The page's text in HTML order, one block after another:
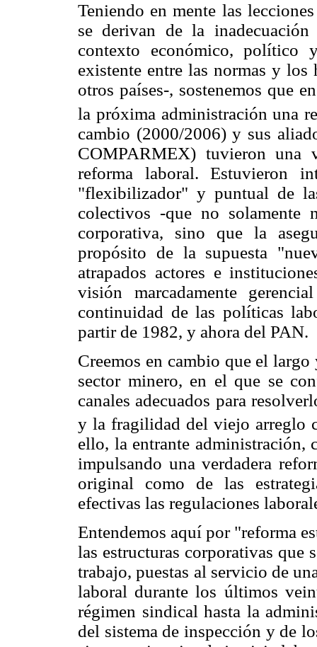
Teniendo en mente las
se derivan de la
contexto económico, político
existente entre las normas y
otros países-, sostenemos que
la próxima administración una
cambio (2000/2006) y sus
COMPARMEX) tuvieron una
reforma laboral. Estuvieron
"flexibilizador" y puntual de
colectivos -que no solamente
corporativa, sino que la
propósito de la supuesta
atrapados actores e
visión marcadamente
continuidad de las políticas
partir de 1982, y ahora del PAN.
Creemos en cambio que el
sector minero, en el que se
canales adecuados para
y la fragilidad del viejo arreglo
ello, la entrante administración,
impulsando una verdadera
original como de las
efectivas las regulaciones
Entendemos aquí por "reforma
las estructuras corporativas que
trabajo, puestas al servicio de
laboral durante los últimos
régimen sindical hasta la
del sistema de inspección y de